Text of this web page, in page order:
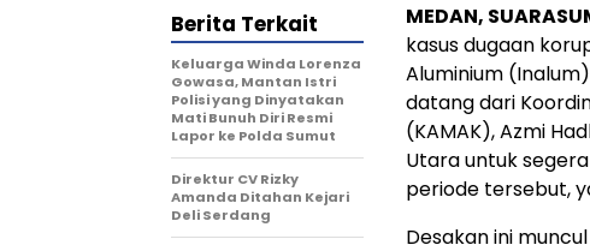
MEDAN,
kasus dugaan
Aluminium
datang dari
(KAMAK), Azmi
Utara untuk
periode tersebut,
Desakan ini
Berita Terkait
Keluarga Winda Lorenza
Gowasa, Mantan Istri
Polisi yang Dinyatakan
Mati Bunuh Diri Resmi
Lapor ke Polda Sumut
Direktur CV Rizky
Amanda Ditahan Kejari
Deli Serdang